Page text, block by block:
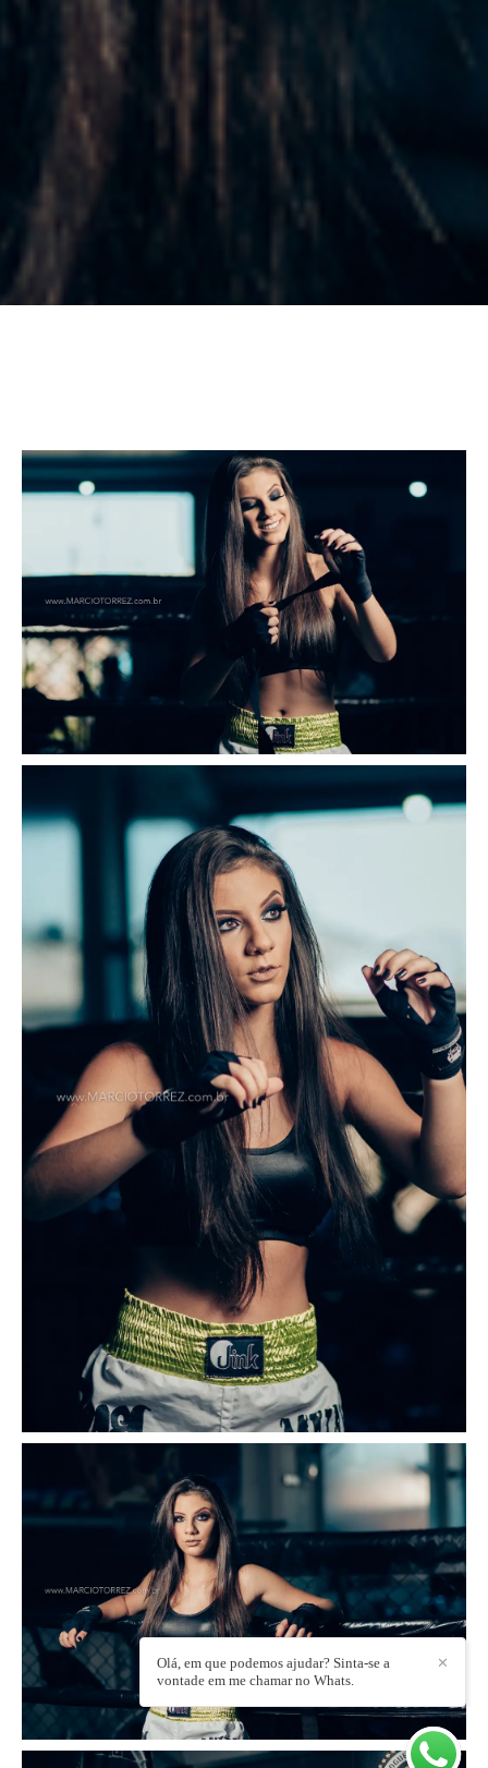
✕
Olá, em que podemos ajudar? Sinta-se a
vontade em me chamar no Whats.